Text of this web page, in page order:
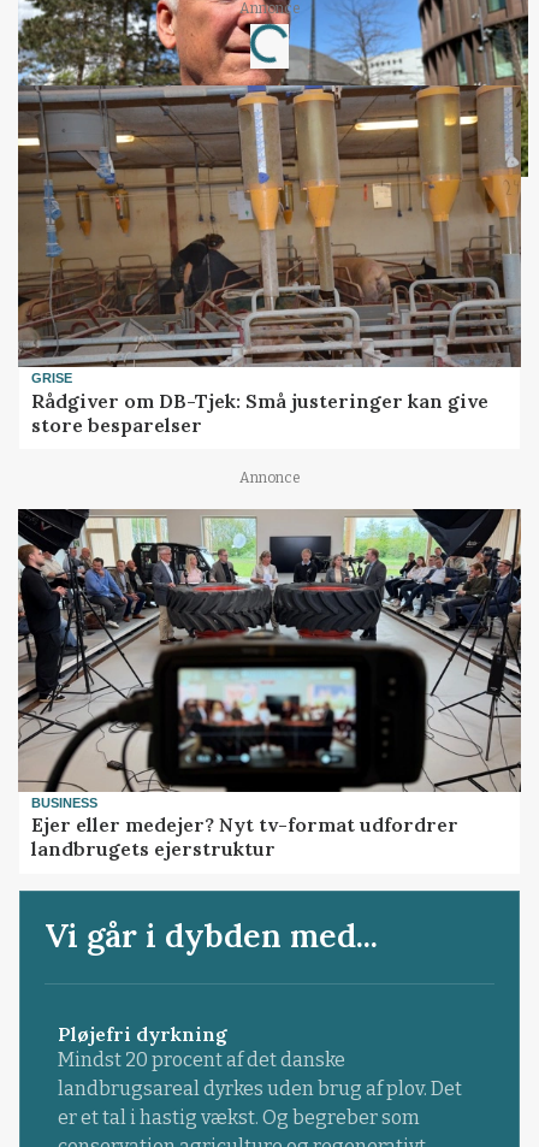
Annonce
Loading...
GRISE
Rådgiver om DB-Tjek: Små justeringer kan give
store besparelser
Annonce
BUSINESS
Ejer eller medejer? Nyt tv-format udfordrer
landbrugets ejerstruktur
Vi går i dybden med...
Pløjefri dyrkning
Mindst 20 procent af det danske
landbrugsareal dyrkes uden brug af plov. Det
er et tal i hastig vækst. Og begreber som